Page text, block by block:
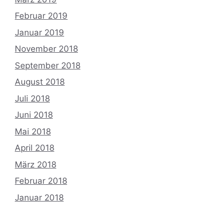
Februar 2019
Januar 2019
November 2018
September 2018
August 2018
Juli 2018
Juni 2018
Mai 2018
April 2018
März 2018
Februar 2018
Januar 2018